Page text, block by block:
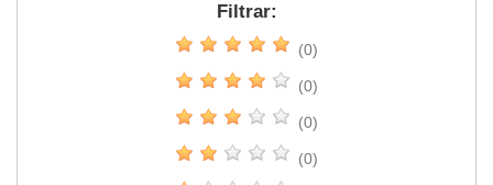
Filtrar:
(0)
(0)
(0)
(0)